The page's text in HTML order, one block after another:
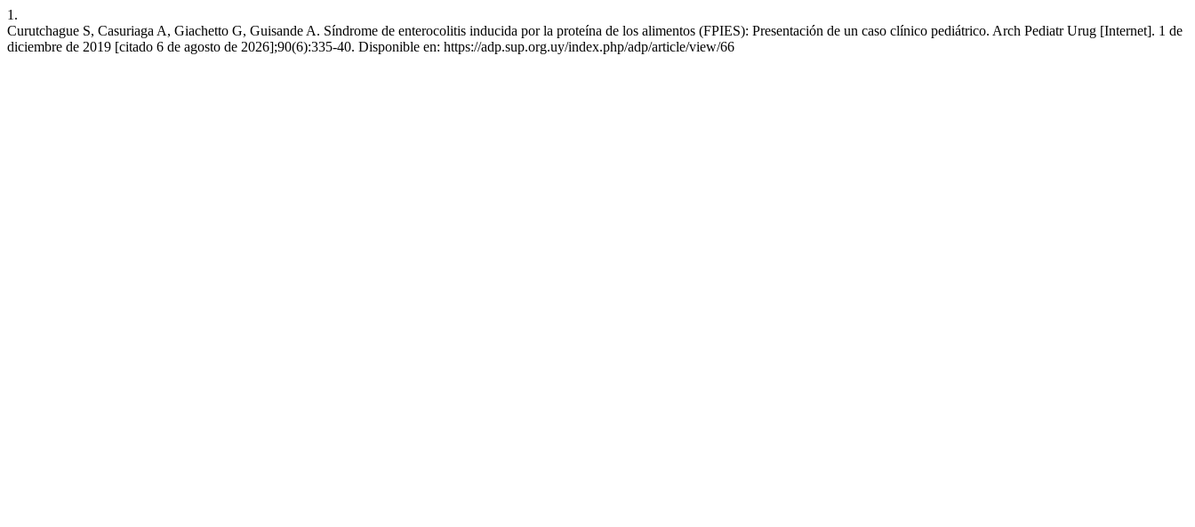
1.
Curutchague S, Casuriaga A, Giachetto G, Guisande A. Síndrome de enterocolitis inducida por la proteína de los alimentos (FPIES): Presentación de un caso clínico pediátrico. Arch Pediatr Urug [Internet]. 1 de
diciembre de 2019 [citado 6 de agosto de 2026];90(6):335-40. Disponible en: https://adp.sup.org.uy/index.php/adp/article/view/66